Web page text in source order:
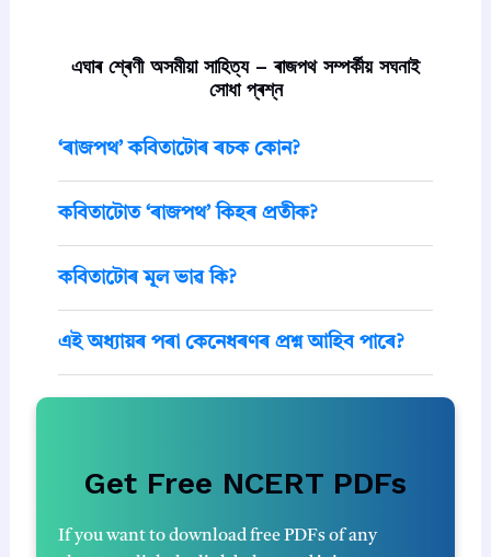
এঘাৰ শ্ৰেণী অসমীয়া সাহিত্য – ৰাজপথ সম্পৰ্কীয় সঘনাই
সোধা প্ৰশ্ন
‘ৰাজপথ’ কবিতাটোৰ ৰচক কোন?
কবিতাটোত ‘ৰাজপথ’ কিহৰ প্ৰতীক?
কবিতাটোৰ মূল ভাৱ কি?
এই অধ্যায়ৰ পৰা কেনেধৰণৰ প্ৰশ্ন আহিব পাৰে?
Get Free NCERT PDFs
If you want to download free PDFs of any